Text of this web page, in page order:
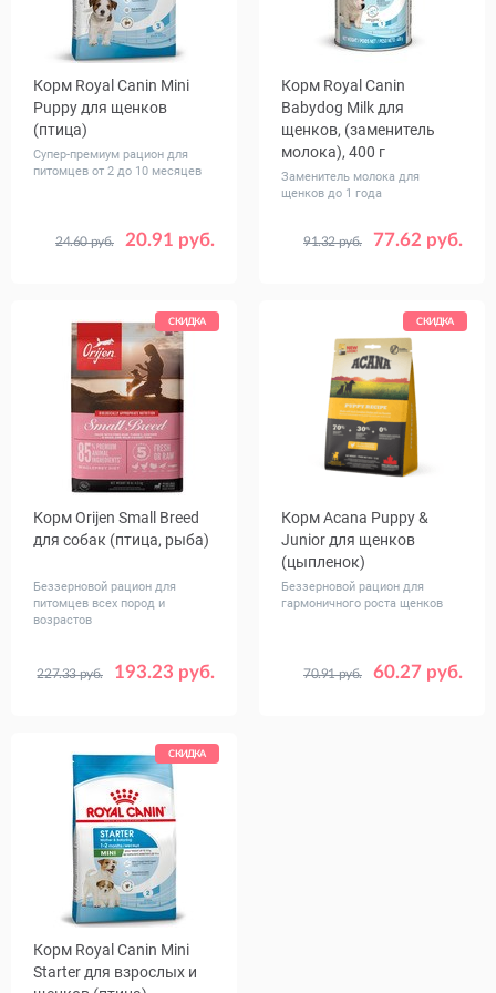
Корм Royal Canin Mini
Puppy для щенков
(птица)
Супер-премиум рацион для
питомцев от 2 до 10 месяцев
20.91 руб.
24.60 руб.
Вес, кг 0.8 2
4
Корм Royal Canin
Babydog Milk для
щенков, (заменитель
молока), 400 г
Заменитель молока для
щенков до 1 года
77.62 руб.
91.32 руб.
СКИДКА
Корм Orijen Small Breed
для собак (птица, рыба)
Беззерновой рацион для
питомцев всех пород и
возрастов
193.23 руб.
227.33 руб.
Вес, кг 1.8 4.5
СКИДКА
Корм Acana Puppy &
Junior для щенков
(цыпленок)
Беззерновой рацион для
гармоничного роста щенков
60.27 руб.
70.91 руб.
Вес, кг 0.34 2
6
СКИДКА
Корм Royal Canin Mini
Starter для взрослых и